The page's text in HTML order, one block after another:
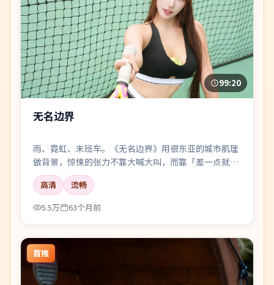
99:20
无名边界
雨、霓虹、末班车。《无名边界》用很东亚的城市肌理
做背景，惊悚的张力不靠大喊大叫，而靠「差一点就说
出口」的沉默。
高清
流畅
5.5万
63个月前
首推